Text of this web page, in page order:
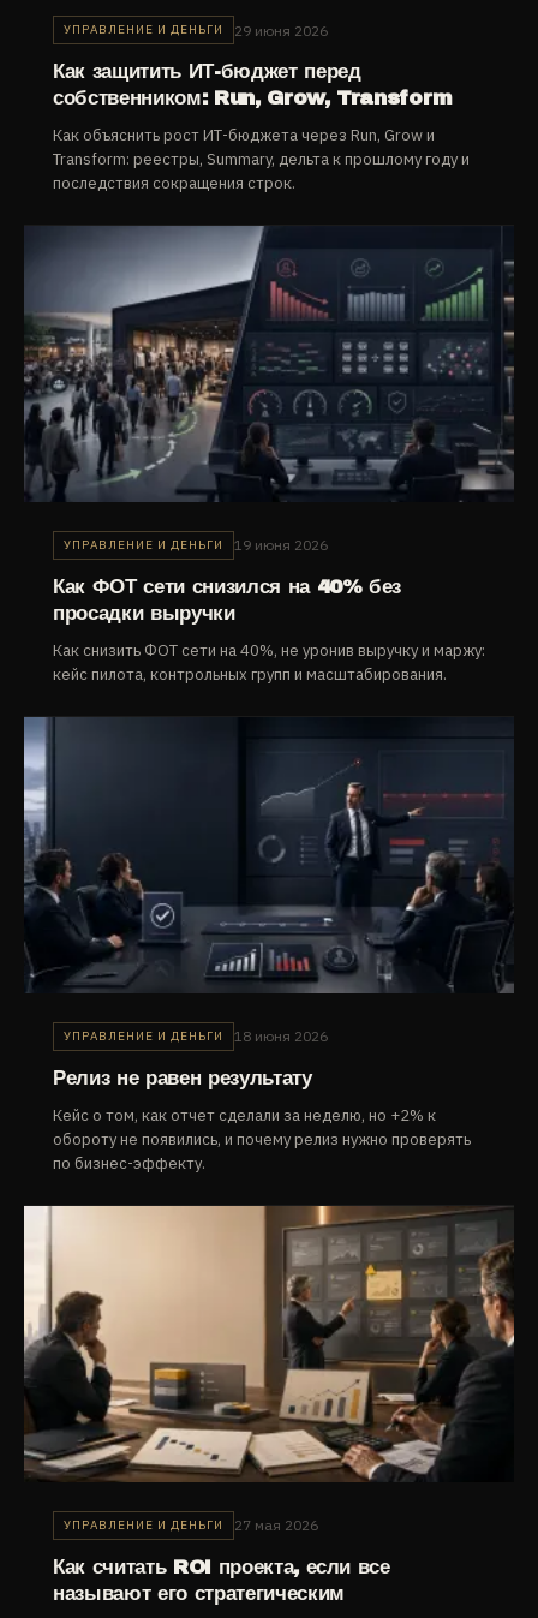
УПРАВЛЕНИЕ И ДЕНЬГИ 29 июня 2026
Как защитить ИТ-бюджет перед
собственником: Run, Grow, Transform
Как объяснить рост ИТ-бюджета через Run, Grow и
Transform: реестры, Summary, дельта к прошлому году и
последствия сокращения строк.
УПРАВЛЕНИЕ И ДЕНЬГИ 19 июня 2026
Как ФОТ сети снизился на 40% без
просадки выручки
Как снизить ФОТ сети на 40%, не уронив выручку и маржу:
кейс пилота, контрольных групп и масштабирования.
УПРАВЛЕНИЕ И ДЕНЬГИ 18 июня 2026
Релиз не равен результату
Кейс о том, как отчет сделали за неделю, но +2% к
обороту не появились, и почему релиз нужно проверять
по бизнес-эффекту.
УПРАВЛЕНИЕ И ДЕНЬГИ 27 мая 2026
Как считать ROI проекта, если все
называют его стратегическим